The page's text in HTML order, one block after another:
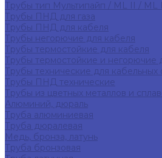
Трубы тип Мультипайп / ML II / ML
Трубы ПНД для газа
Трубы ПНД для кабеля
Трубы негорючие для кабеля
Трубы термостойкие для кабеля
Трубы термостойкие и негорючие
Трубы технические для кабельных
Трубы ПНД технические
Трубы из цветных металлов и
Алюминий, дюраль
Труба алюминиевая
Труба дюралевая
Медь, бронза, латунь
Труба бронзовая